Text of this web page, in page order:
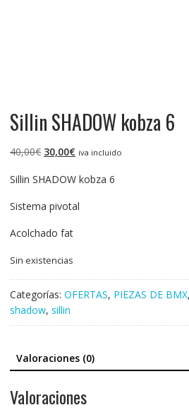
Sillin SHADOW kobza 6
40,00€ El
original
40,00€.
30,00€El
actual
30,00€.
iva incluido
Sillin SHADOW kobza 6
Sistema pivotal
Acolchado fat
Sin existencias
Categorías: OFERTAS, PIEZAS DE BMX,
shadow, sillin
Valoraciones (0)
Valoraciones